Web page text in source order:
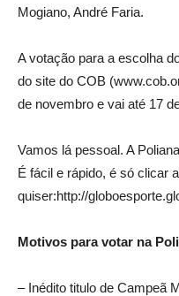
Mogiano, André Faria.
A votação para a escolha
do site do COB
de novembro e vai até 17
Vamos lá pessoal. A
É fácil e rápido, é só clicar
quiser:http://
Motivos para votar na
– Inédito titulo de Campeã